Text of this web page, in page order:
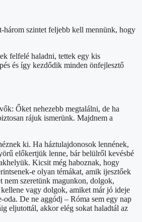
szintet feljebb kell mennünk, hogy
felfelé haladni, tettek egy kis
és így kezdődik minden önfejlesztő
Őket nehezebb megtalálni, de ha
rájuk ismerünk. Majdnem a
ki. Ha háztulajdonosok lennének,
előkertjük lenne, bár belülről kevésbé
Kicsit még haboznak, hogy
e olyan témákat, amik ijesztőek
nem szeretünk magunkon, dolgok,
vagy dolgok, amiket már jó ideje
De ne aggódj – Róma sem egy nap
eljutottál, akkor elég sokat haladtál az